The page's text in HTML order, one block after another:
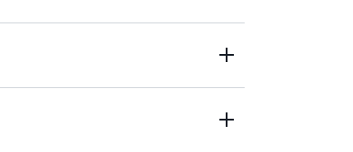
思い立ちました。当社のお客様
。AWS インフラストラクチャで
では、さまざまな基盤モデ
。Amazon Bedrock で何が可能
ティチームは、「ジョブゼロ」